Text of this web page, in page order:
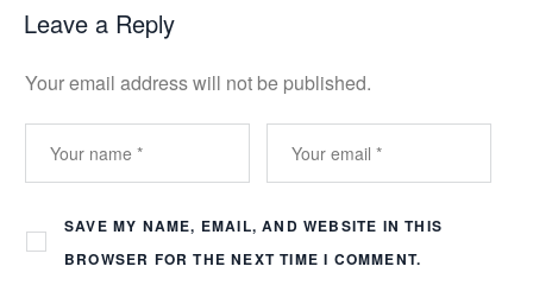
Leave a Reply
Your email address will not be published.
SAVE MY NAME, EMAIL, AND WEBSITE IN THIS
BROWSER FOR THE NEXT TIME I COMMENT.